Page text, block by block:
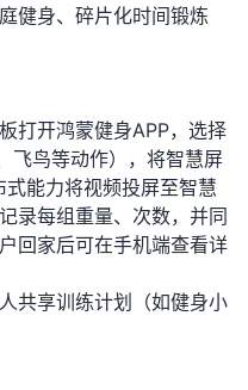
健身、碎片化时间锻炼
打开鸿蒙健身APP，选择
飞鸟等动作），将智慧屏
能力将视频投屏至智慧
录每组重量、次数，并同
回家后可在手机端查看详
共享训练计划（如健身小